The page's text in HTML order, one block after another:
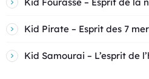
Kid Fourasse – Esprit de la
Kid Pirate – Esprit des 7
Kid Samourai – L’esprit de